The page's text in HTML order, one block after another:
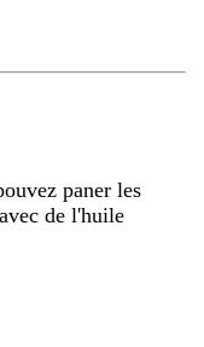
paner les
de l'huile